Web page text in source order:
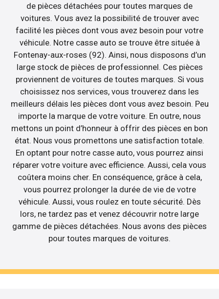
de pièces détachées pour toutes marques de
voitures. Vous avez la possibilité de trouver avec
facilité les pièces dont vous avez besoin pour votre
véhicule. Notre casse auto se trouve être située à
Fontenay-aux-roses (92). Ainsi, nous disposons d’un
large stock de pièces de professionnel. Ces pièces
proviennent de voitures de toutes marques. Si vous
choisissez nos services, vous trouverez dans les
meilleurs délais les pièces dont vous avez besoin. Peu
importe la marque de votre voiture. En outre, nous
mettons un point d’honneur à offrir des pièces en bon
état. Nous vous promettons une satisfaction totale.
En optant pour notre casse auto, vous pourrez ainsi
réparer votre voiture avec efficience. Aussi, cela vous
coûtera moins cher. En conséquence, grâce à cela,
vous pourrez prolonger la durée de vie de votre
véhicule. Aussi, vous roulez en toute sécurité. Dès
lors, ne tardez pas et venez découvrir notre large
gamme de pièces détachées. Nous avons des pièces
pour toutes marques de voitures.